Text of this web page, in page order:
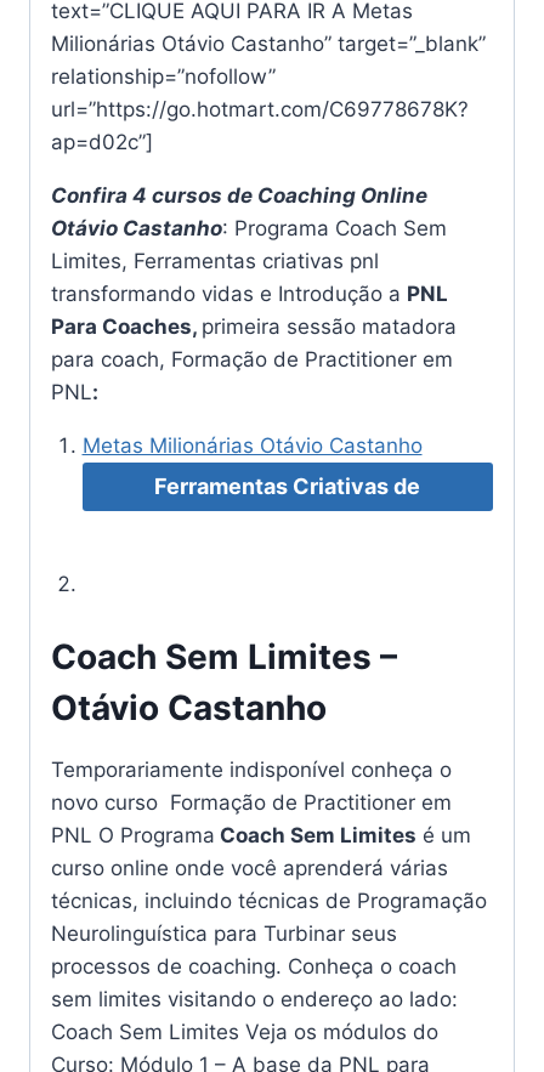
text=”CLIQUE AQUI PARA IR A Metas
Milionárias Otávio Castanho” target=”_blank”
relationship=”nofollow”
url=”https://go.hotmart.com/C69778678K?
ap=d02c”]
Confira 4 cursos de Coaching Online
Otávio Castanho: Programa Coach Sem
Limites, Ferramentas criativas pnl
transformando vidas e Introdução a PNL
Para Coaches, primeira sessão matadora
para coach, Formação de Practitioner em
PNL:
Metas Milionárias Otávio Castanho
Ferramentas Criativas de
Coach Sem Limites –
Otávio Castanho
Temporariamente indisponível conheça o
novo curso Formação de Practitioner em
PNL O Programa Coach Sem Limites é um
curso online onde você aprenderá várias
técnicas, incluindo técnicas de Programação
Neurolinguística para Turbinar seus
processos de coaching. Conheça o coach
sem limites visitando o endereço ao lado:
Coach Sem Limites Veja os módulos do
Curso: Módulo 1 – A base da PNL para